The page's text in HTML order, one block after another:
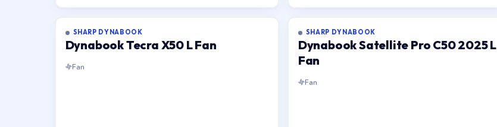
SHARP DYNABOOK
Dynabook Tecra X50 L Fan
Fan
SHARP DYNABOOK
Dynabook Satellite Pro C50 2025 L
Fan
Fan